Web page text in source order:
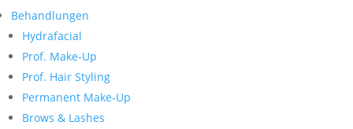
Behandlungen
Hydrafacial
Prof. Make-Up
Prof. Hair Styling
Permanent Make-Up
Brows & Lashes
nach:
Neueste Kommentare
Archiv
Kategorien
Keine Kategorien
Meta
Anmelden